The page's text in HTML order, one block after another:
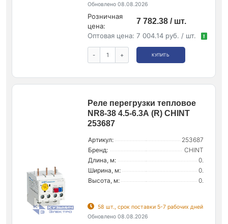
Обновлено 08.08.2026
Розничная
цена:
7 782.38 / шт.
Оптовая цена: 7 004.14 руб. / шт. !
- + КУПИТЬ
Реле перегрузки тепловое
NR8-38 4.5-6.3А (R) CHINT
253687
Артикул:
253687
Бренд:
CHINT
Длина, м:
0.
Ширина, м:
0.
Высота, м:
0.
58 шт., срок поставки 5-7 рабочих дней
Обновлено 08.08.2026